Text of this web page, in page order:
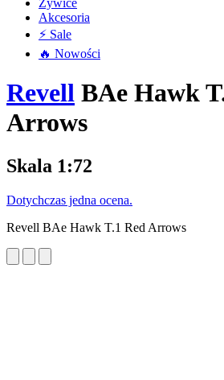
Żywice
Akcesoria
⚡ Sale
🔥 Nowości
Revell BAe Hawk
Arrows
Skala 1:72
Dotychczas jedna ocena.
Revell BAe Hawk T.1 Red Arrows